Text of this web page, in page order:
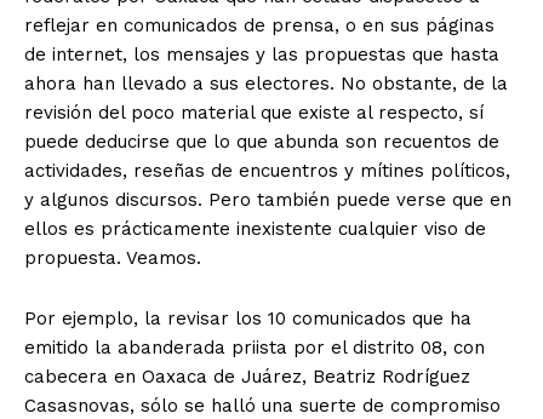
reflejar en comunicados de prensa, o en sus páginas
de internet, los mensajes y las propuestas que hasta
ahora han llevado a sus electores. No obstante, de la
revisión del poco material que existe al respecto, sí
puede deducirse que lo que abunda son recuentos de
actividades, reseñas de encuentros y mítines políticos,
y algunos discursos. Pero también puede verse que en
ellos es prácticamente inexistente cualquier viso de
propuesta. Veamos.
Por ejemplo, la revisar los 10 comunicados que ha
emitido la abanderada priista por el distrito 08, con
cabecera en Oaxaca de Juárez, Beatriz Rodríguez
Casasnovas, sólo se halló una suerte de compromiso